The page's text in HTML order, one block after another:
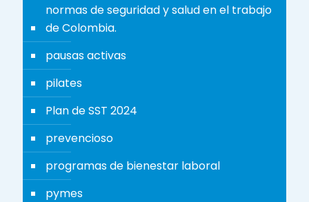
normas de seguridad y salud en el trabajo
de Colombia.
pausas activas
pilates
Plan de SST 2024
prevencioso
programas de bienestar laboral
pymes